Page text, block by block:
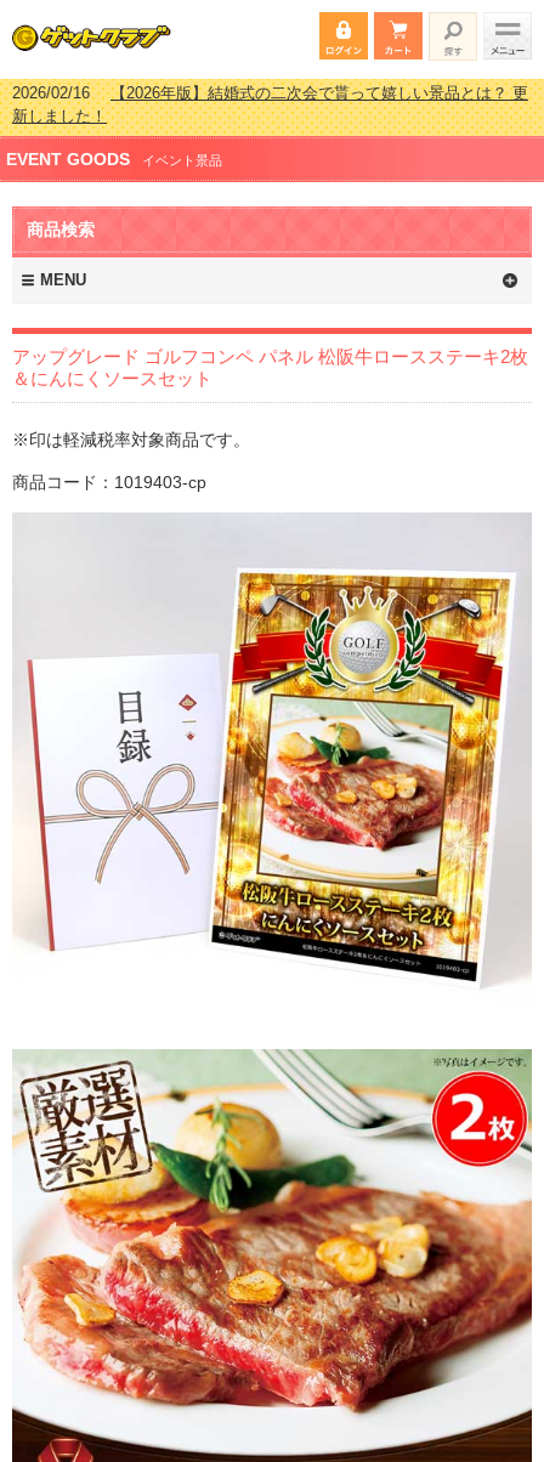
2026/02/16【2026年版】結婚式の二次会で貰って嬉しい景品とは？ 更
新しました！
2026/02/03【2026年版】ゴルフコンペ景品 3000円未満［2000円～
2999円編］もらってうれしい人気ラ…
2026/07/15【2026年版】ビンゴゲーム景品おすすめ金額別人気ランキ
ング 更新しました！
2026/04/03
2999円編］もらってうれしい人気ラ…
EVENT GOODS イベント景品
商品検索
MENU
アップグレード ゴルフコンペ パネル 松阪牛ロースステーキ2枚
＆にんにくソースセット
※印は軽減税率対象商品です。
商品コード：1019403-cp